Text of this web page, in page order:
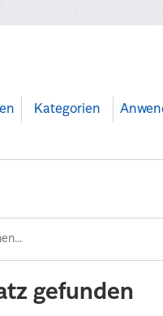
Kategorien
gefunden